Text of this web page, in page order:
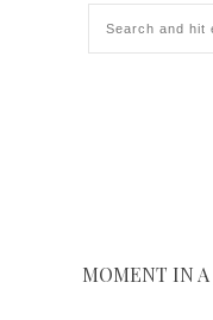
MOMENT IN A